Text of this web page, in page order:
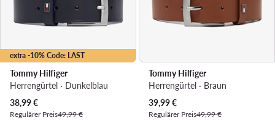
extra -10% Code: LAST
Tommy Hilfiger
Herrengürtel · Dunkelblau
Aktueller Preis
38,99€
Regulärer Preis49,99 €
Tommy Hilfiger
Herrengürtel · Braun
Aktueller Preis
39,99€
Regulärer Preis49,99 €